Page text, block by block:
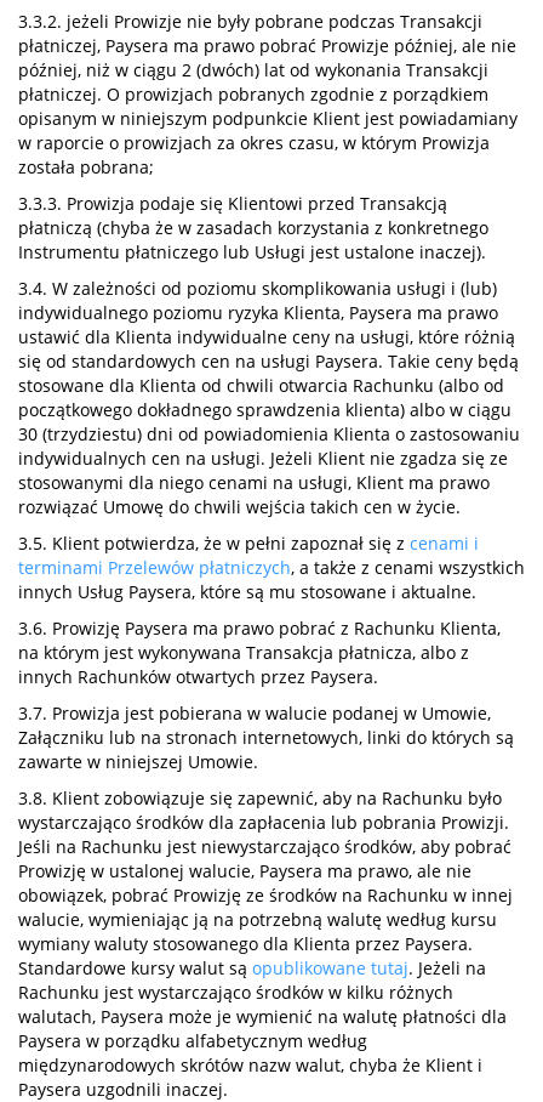
3.3.2. jeżeli Prowizje nie były pobrane podczas Transakcji
płatniczej, Paysera ma prawo pobrać Prowizje później, ale nie
później, niż w ciągu 2 (dwóch) lat od wykonania Transakcji
płatniczej. O prowizjach pobranych zgodnie z porządkiem
opisanym w niniejszym podpunkcie Klient jest powiadamiany
w raporcie o prowizjach za okres czasu, w którym Prowizja
została pobrana;
3.3.3. Prowizja podaje się Klientowi przed Transakcją
płatniczą (chyba że w zasadach korzystania z konkretnego
Instrumentu płatniczego lub Usługi jest ustalone inaczej).
3.4. W zależności od poziomu skomplikowania usługi i (lub)
indywidualnego poziomu ryzyka Klienta, Paysera ma prawo
ustawić dla Klienta indywidualne ceny na usługi, które różnią
się od standardowych cen na usługi Paysera. Takie ceny będą
stosowane dla Klienta od chwili otwarcia Rachunku (albo od
początkowego dokładnego sprawdzenia klienta) albo w ciągu
30 (trzydziestu) dni od powiadomienia Klienta o zastosowaniu
indywidualnych cen na usługi. Jeżeli Klient nie zgadza się ze
stosowanymi dla niego cenami na usługi, Klient ma prawo
rozwiązać Umowę do chwili wejścia takich cen w życie.
3.5. Klient potwierdza, że w pełni zapoznał się z cenami i
terminami Przelewów płatniczych, a także z cenami wszystkich
innych Usług Paysera, które są mu stosowane i aktualne.
3.6. Prowizję Paysera ma prawo pobrać z Rachunku Klienta,
na którym jest wykonywana Transakcja płatnicza, albo z
innych Rachunków otwartych przez Paysera.
3.7. Prowizja jest pobierana w walucie podanej w Umowie,
Załączniku lub na stronach internetowych, linki do których są
zawarte w niniejszej Umowie.
3.8. Klient zobowiązuje się zapewnić, aby na Rachunku było
wystarczająco środków dla zapłacenia lub pobrania Prowizji.
Jeśli na Rachunku jest niewystarczająco środków, aby pobrać
Prowizję w ustalonej walucie, Paysera ma prawo, ale nie
obowiązek, pobrać Prowizję ze środków na Rachunku w innej
walucie, wymieniając ją na potrzebną walutę według kursu
wymiany waluty stosowanego dla Klienta przez Paysera.
Standardowe kursy walut są opublikowane tutaj. Jeżeli na
Rachunku jest wystarczająco środków w kilku różnych
walutach, Paysera może je wymienić na walutę płatności dla
Paysera w porządku alfabetycznym według
międzynarodowych skrótów nazw walut, chyba że Klient i
Paysera uzgodnili inaczej.